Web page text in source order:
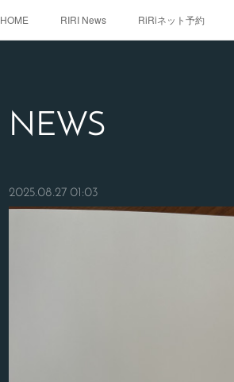
HOME RIRI News RiRiネット予約
NEWS
2025.08.27 01:03